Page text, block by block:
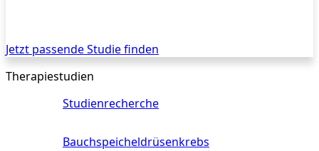
Jetzt passende Studie finden
Therapiestudien
Studienrecherche
Bauchspeicheldrüsenkrebs